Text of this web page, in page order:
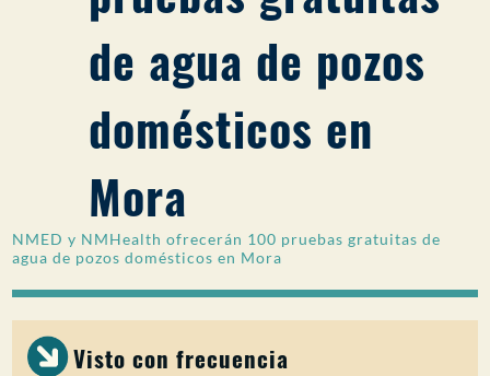
BIBLIOTECA
PARTICIPACIÓN DEL PÚBLICO
de agua de pozos
domésticos en
Mora
NMED y NMHealth ofrecerán 100 pruebas gratuitas de
agua de pozos domésticos en Mora
Visto con frecuencia